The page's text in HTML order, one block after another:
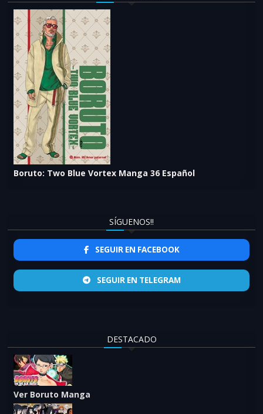
Boruto: Two Blue Vortex Manga 36 Español
SÍGUENOS!!
SEGUIR EN FACEBOOK
SEGUIR EN TELEGRAM
DESTACADO
Ver Boruto Manga